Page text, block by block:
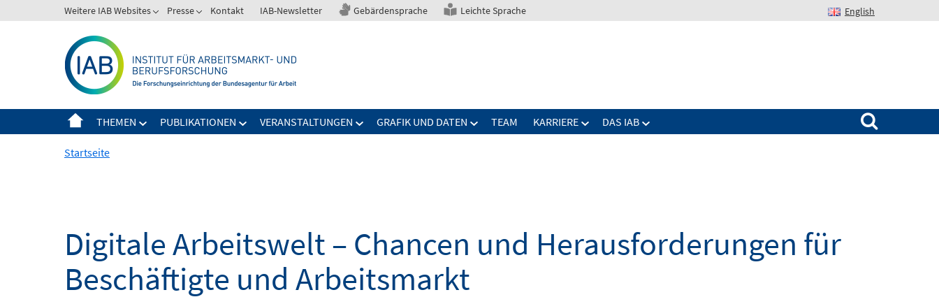
zum
Weitere IAB Websites Presse Kontakt IAB-Newsletter Gebärdensprache Leichte Sprache English
THEMEN PUBLIKATIONEN VERANSTALTUNGEN GRAFIK UND DATEN TEAM KARRIERE DAS IAB
Suchen nach:
Startseite
Digitale Arbeitswelt – Chancen und Herausforderungen für
Beschäftigte und Arbeitsmarkt